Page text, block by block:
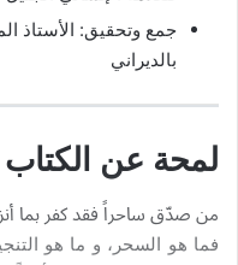
جمع وتحقيق: الأستاذ
بالديراني
لمحة عن الكتاب
من صدّق ساحراً فقد كفر بما
فما هو السحر، و ما هو